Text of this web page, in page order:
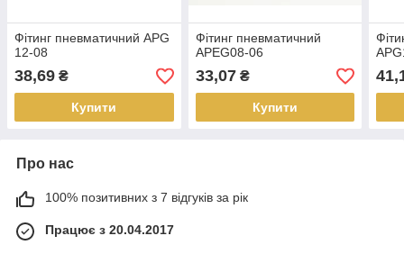
Фітинг пневматичний APG
12-08
38,69 ₴
Купити
Фітинг пневматичний
APEG08-06
33,07₴
Купити
Про нас
100% позитивних з 7 відгуків за рік
Працює з 20.04.2017